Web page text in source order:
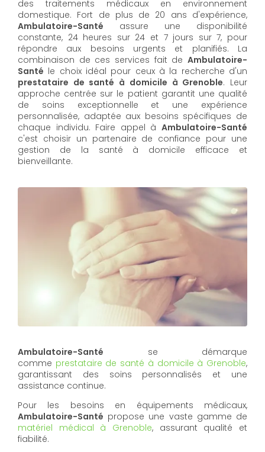
des traitements médicaux en environnement
domestique. Fort de plus de 20 ans d'expérience,
Ambulatoire-Santé assure une disponibilité
constante, 24 heures sur 24 et 7 jours sur 7, pour
répondre aux besoins urgents et planifiés. La
combinaison de ces services fait de Ambulatoire-
Santé le choix idéal pour ceux à la recherche d'un
prestataire de santé à domicile à Grenoble. Leur
approche centrée sur le patient garantit une qualité
de soins exceptionnelle et une expérience
personnalisée, adaptée aux besoins spécifiques de
chaque individu. Faire appel à Ambulatoire-Santé
c'est choisir un partenaire de confiance pour une
gestion de la santé à domicile efficace et
bienveillante.
Ambulatoire-Santé se démarque
comme prestataire de santé à domicile à Grenoble,
garantissant des soins personnalisés et une
assistance continue.
Pour les besoins en équipements médicaux,
Ambulatoire-Santé propose une vaste gamme de
matériel médical à Grenoble, assurant qualité et
fiabilité.